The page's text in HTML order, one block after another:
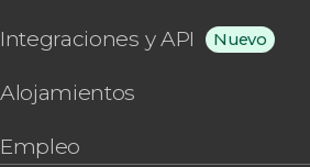
Integraciones y API Nuevo
Alojamientos
Empleo